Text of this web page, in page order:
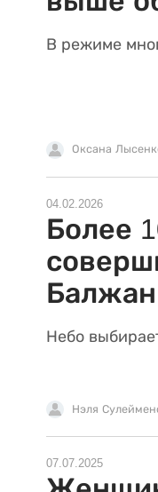
В режиме
Оксана
04.02.2026
Более
Небо
Нэля
07.07.2025